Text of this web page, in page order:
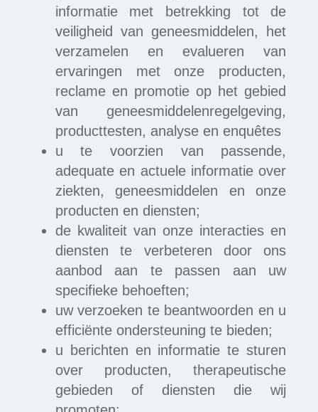
informatie met betrekking tot de
veiligheid van geneesmiddelen, het
verzamelen en evalueren van
ervaringen met onze producten,
reclame en promotie op het gebied
van geneesmiddelenregelgeving,
producttesten, analyse en enquêtes
u te voorzien van passende,
adequate en actuele informatie over
ziekten, geneesmiddelen en onze
producten en diensten;
de kwaliteit van onze interacties en
diensten te verbeteren door ons
aanbod aan te passen aan uw
specifieke behoeften;
uw verzoeken te beantwoorden en u
efficiënte ondersteuning te bieden;
u berichten en informatie te sturen
over producten, therapeutische
gebieden of diensten die wij